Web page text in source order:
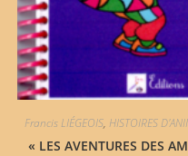
Francis LIÉGEOIS, HISTOIRES
« LES AVENTURES DES